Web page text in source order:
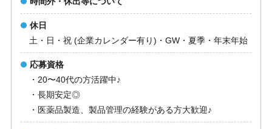
休日
土・日・祝 (企業カレンダー有り)・GW・夏季・年末年始
応募資格
・20〜40代の方活躍中♪
・長期安定◎
・医薬品製造、製品管理の経験がある方大歓迎♪